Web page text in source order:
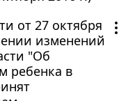
от 27 октября
изменений
"Об
ребенка в